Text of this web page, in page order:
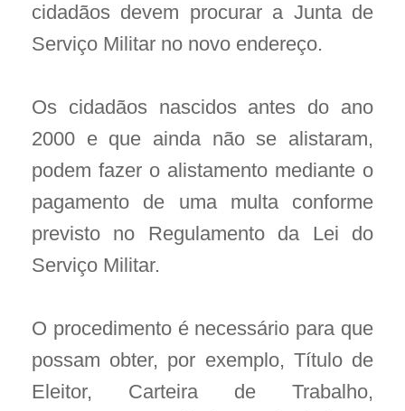
cidadãos devem procurar a Junta de
Serviço Militar no novo endereço.
Os cidadãos nascidos antes do ano
2000 e que ainda não se alistaram,
podem fazer o alistamento mediante o
pagamento de uma multa conforme
previsto no Regulamento da Lei do
Serviço Militar.
O procedimento é necessário para que
possam obter, por exemplo, Título de
Eleitor, Carteira de Trabalho,